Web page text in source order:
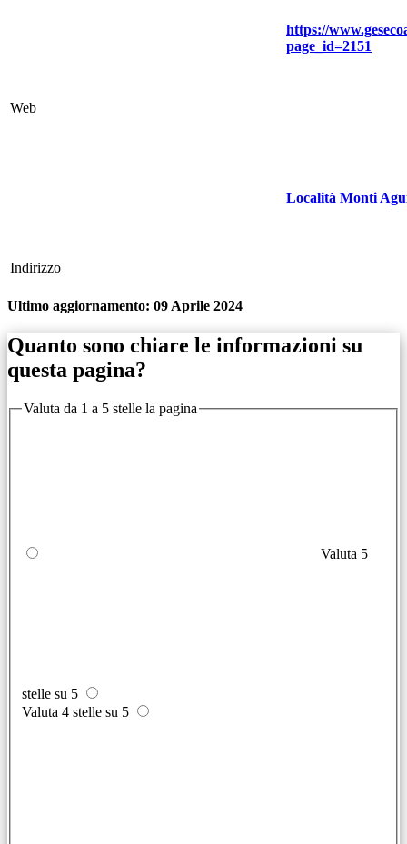
Web
https://
page_id=2151
Indirizzo
Località Monti
Ultimo aggiornamento: 09 Aprile 2024
Quanto sono chiare le informazioni su
questa pagina?
Valuta da 1 a 5 stelle la pagina
Valuta 5
stelle su 5
Valuta 4 stelle su 5